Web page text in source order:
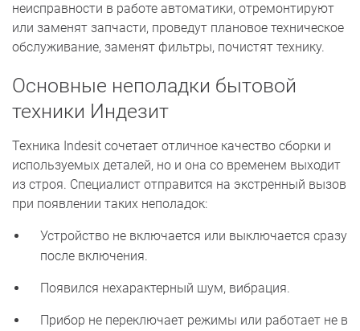
неисправности в работе автоматики, отремонтируют
или заменят запчасти, проведут плановое техническое
обслуживание, заменят фильтры, почистят технику.
Основные неполадки бытовой
техники Индезит
Техника Indesit сочетает отличное качество сборки и
используемых деталей, но и она со временем выходит
из строя. Специалист отправится на экстренный вызов
при появлении таких неполадок:
Устройство не включается или выключается сразу
после включения.
Появился нехарактерный шум, вибрация.
Прибор не переключает режимы или работает не в